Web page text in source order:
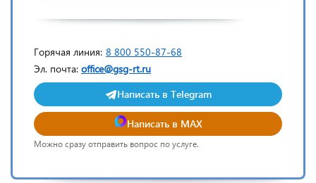
Горячая линия: 8 800 550-87-68
Эл. почта: office@gsg-rt.ru
Написать в Telegram
Написать в MAX
Можно сразу отправить вопрос по услуге.